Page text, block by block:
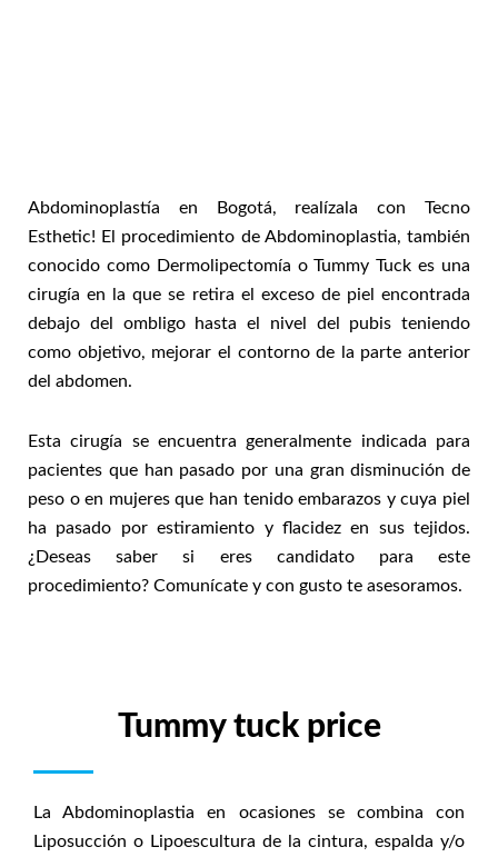
Abdominoplastía en Bogotá, realízala con Tecno
Esthetic! El procedimiento de Abdominoplastia, también
conocido como Dermolipectomía o Tummy Tuck es una
cirugía en la que se retira el exceso de piel encontrada
debajo del ombligo hasta el nivel del pubis teniendo
como objetivo, mejorar el contorno de la parte anterior
del abdomen.
Esta cirugía se encuentra generalmente indicada para
pacientes que han pasado por una gran disminución de
peso o en mujeres que han tenido embarazos y cuya piel
ha pasado por estiramiento y flacidez en sus tejidos.
¿Deseas saber si eres candidato para este
procedimiento? Comunícate y con gusto te asesoramos.
Tummy tuck price
La Abdominoplastia en ocasiones se combina con
Liposucción o Lipoescultura de la cintura, espalda y/o